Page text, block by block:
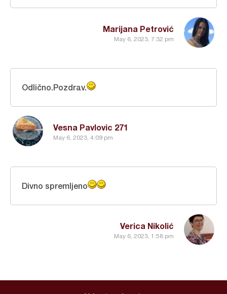
Marijana Petrović
May 6, 2023, 7:32 pm
Vesna Pavlovic 271
May 6, 2023, 4:09 pm
Odlično.Pozdrav.
Verica Nikolić
May 6, 2023, 1:58 pm
Divno spremljeno